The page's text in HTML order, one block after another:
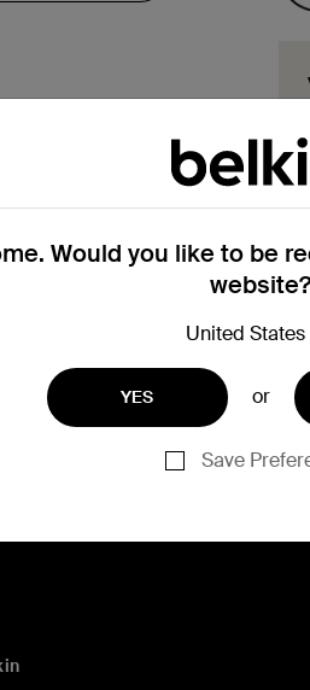
Would you like to be
website?
United States
YES or
Save